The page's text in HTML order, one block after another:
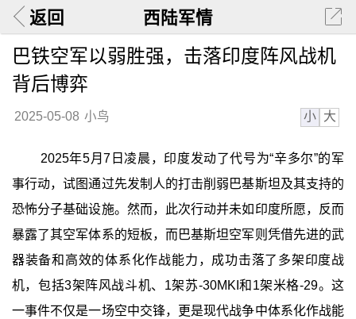
返回 西陆军情
巴铁空军以弱胜强，击落印度阵风战机
背后博弈
2025-05-08 小鸟 小 大
2025年5月7日凌晨，印度发动了代号为“辛多尔”的军
事行动，试图通过先发制人的打击削弱巴基斯坦及其支持的
恐怖分子基础设施。然而，此次行动并未如印度所愿，反而
暴露了其空军体系的短板，而巴基斯坦空军则凭借先进的武
器装备和高效的体系化作战能力，成功击落了多架印度战
机，包括3架阵风战斗机、1架苏-30MKI和1架米格-29。这
一事件不仅是一场空中交锋，更是现代战争中体系化作战能